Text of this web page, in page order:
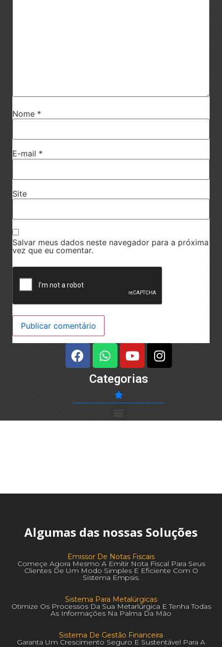
Nome *
E-mail *
Site
Salvar meus dados neste navegador para a próxima
vez que eu comentar.
Categorias
Algumas das nossas Soluções
Emissor De Notas Fiscais
Começe Agora Mesmo A Emitir Nota Fiscal Para Seus
Clientes De Um Modo Simples E Eficiente Com O
Sistema Empsis.
Sistema Para Metalúrgicas
Otimize Os Processos Da Sua Metarlúrgica E Tenha Todas
As Informações Na Palma Da Mão
Sistema De Gestão Financeira
Garanta Um Crescimento Seguro E Sustentável Para A